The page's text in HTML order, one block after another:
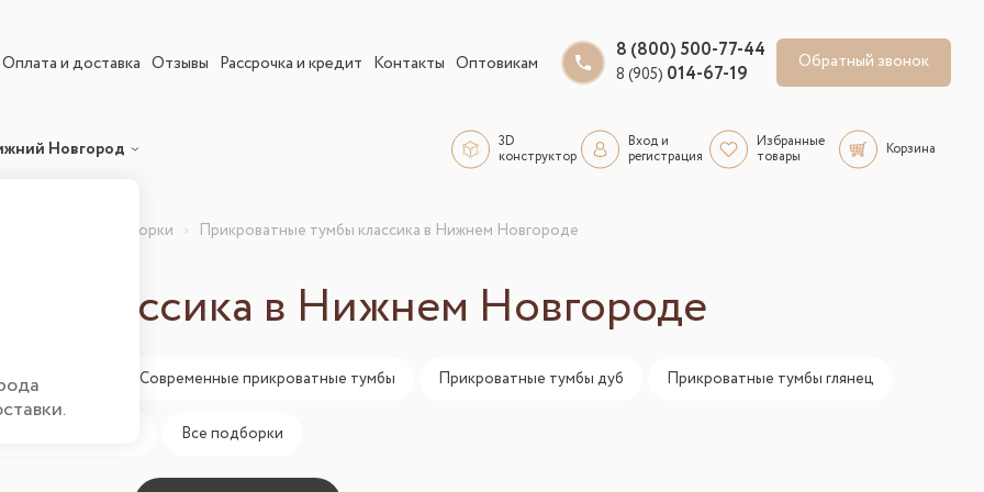
Оплата и доставка Отзывы Рассрочка и кредит Контакты Оптовикам
8 (800) 500-77-44
8 (905) 014-67-19 Обратный звонок
Новгород
3D
конструктор
Вход и
регистрация
Избранные
товары
Корзина
Подборки Прикроватные тумбы классика в Нижнем Новгороде
классика в Нижнем Новгороде
классика Современные прикроватные тумбы Прикроватные тумбы дуб Прикроватные тумбы глянец
Все подборки